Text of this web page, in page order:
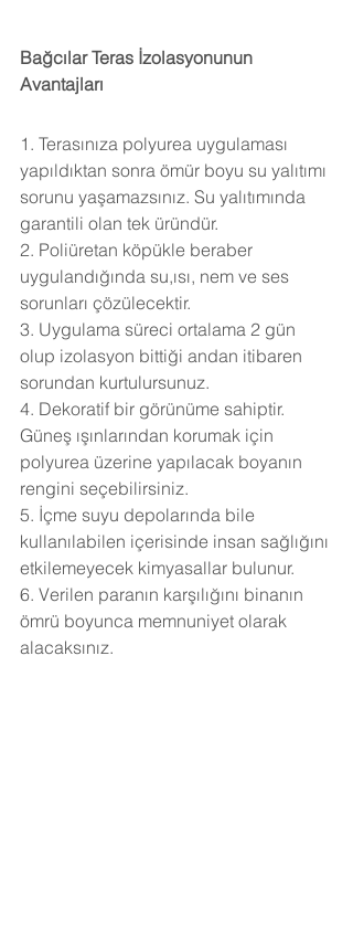
Bağcılar Teras İzolasyonunun
Avantajları
1. Terasınıza polyurea uygulaması
yapıldıktan sonra ömür boyu su yalıtımı
sorunu yaşamazsınız. Su yalıtımında
garantili olan tek üründür.
2. Poliüretan köpükle beraber
uygulandığında su,ısı, nem ve ses
sorunları çözülecektir.
3. Uygulama süreci ortalama 2 gün
olup izolasyon bittiği andan itibaren
sorundan kurtulursunuz.
4. Dekoratif bir görünüme sahiptir.
Güneş ışınlarından korumak için
polyurea üzerine yapılacak boyanın
rengini seçebilirsiniz.
5. İçme suyu depolarında bile
kullanılabilen içerisinde insan sağlığını
etkilemeyecek kimyasallar bulunur.
6. Verilen paranın karşılığını binanın
ömrü boyunca memnuniyet olarak
alacaksınız.